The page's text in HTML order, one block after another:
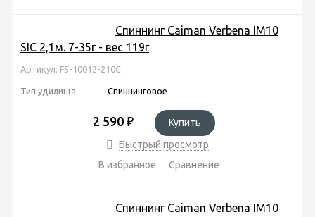
Спиннинг Caiman Verbena IM10
SIC 2,1м. 7-35г - вес 119г
Артикул: FS-10012-210C
Тип удилища Спиннинговое
2 590 ₽
Купить
Быстрый просмотр
В избранное
Сравнение
Спиннинг Caiman Verbena IM10